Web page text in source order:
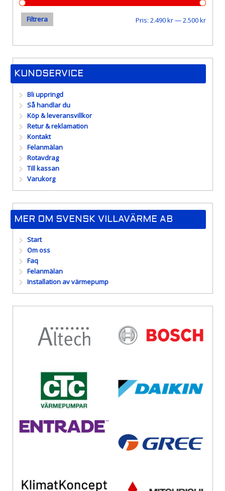
Min
Max
Filtrera Pris:2.490 kr—2.500 kr
KUNDSERVICE
Bli uppringd
Så handlar du
Köp & leveransvillkor
Retur & reklamation
Kontakt
Felanmälan
Rotavdrag
Till kassan
Varukorg
MER OM SVENSK VILLAVÄRME AB
Start
Om oss
Faq
Felanmälan
Installation av värmepump